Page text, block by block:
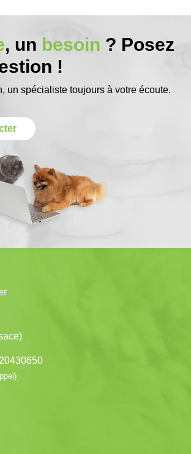
, un besoin ? Posez
!
un spécialiste toujours à votre écoute.